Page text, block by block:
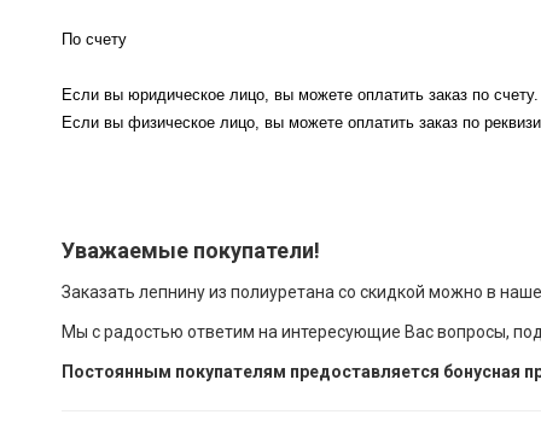
По счету
Если вы юридическое лицо, вы можете оплатить заказ по счету.
Если вы физическое лицо, вы можете оплатить заказ по
Уважаемые покупатели!
Заказать лепнину из полиуретана со скидкой можно в
Мы с радостью ответим на интересующие Вас вопросы,
Постоянным покупателям предоставляется бонусная